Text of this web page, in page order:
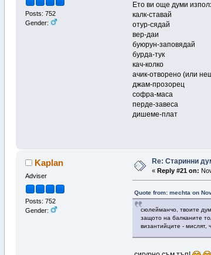
Posts: 752
Gender:
Ето ви още думи
калк-ставай
отур-сядай
вер-даи
буюрун-заповядай
бурда-тук
кач-колко
ачик-отворено (или
джам-прозорец
софра-маса
перде-завеса
дишеме-плат
Kaplan
Adviser
Posts: 752
Gender:
Re: Старинни
« Reply #21 on:
Quote from: mechta on
сюлейманчо, твоите
защото на балканите
византийците - мислят,